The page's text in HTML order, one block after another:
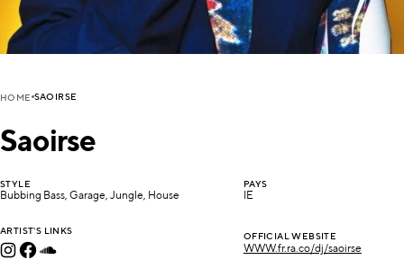
HOME SAOIRSE
Saoirse
STYLE
Bubbing Bass, Garage, Jungle, House
PAYS
IE
ARTIST'S LINKS
OFFICIAL WEBSITE
WWW.fr.ra.co/dj/saoirse